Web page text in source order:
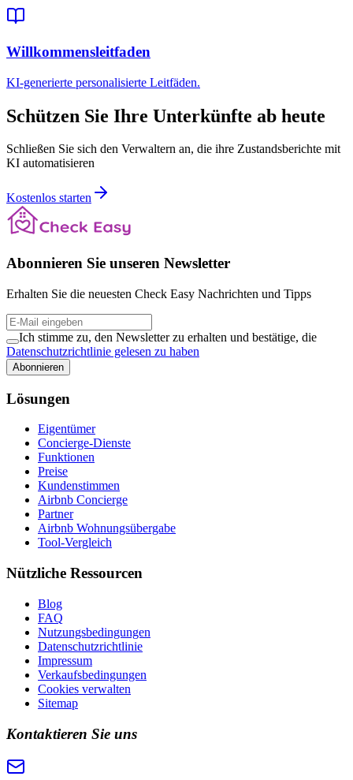
Willkommensleitfaden
KI-generierte personalisierte Leitfäden.
Schützen Sie Ihre Unterkünfte ab heute
Schließen Sie sich den Verwaltern an, die ihre Zustandsberichte mit
KI automatisieren
Kostenlos starten
Abonnieren Sie unseren Newsletter
Erhalten Sie die neuesten Check Easy Nachrichten und Tipps
Ich stimme zu, den Newsletter zu erhalten und bestätige, die
Datenschutzrichtlinie gelesen zu haben
Abonnieren
Lösungen
Eigentümer
Concierge-Dienste
Funktionen
Preise
Kundenstimmen
Airbnb Concierge
Partner
Airbnb Wohnungsübergabe
Tool-Vergleich
Nützliche Ressourcen
Blog
FAQ
Nutzungsbedingungen
Datenschutzrichtlinie
Impressum
Verkaufsbedingungen
Cookies verwalten
Sitemap
Kontaktieren Sie uns